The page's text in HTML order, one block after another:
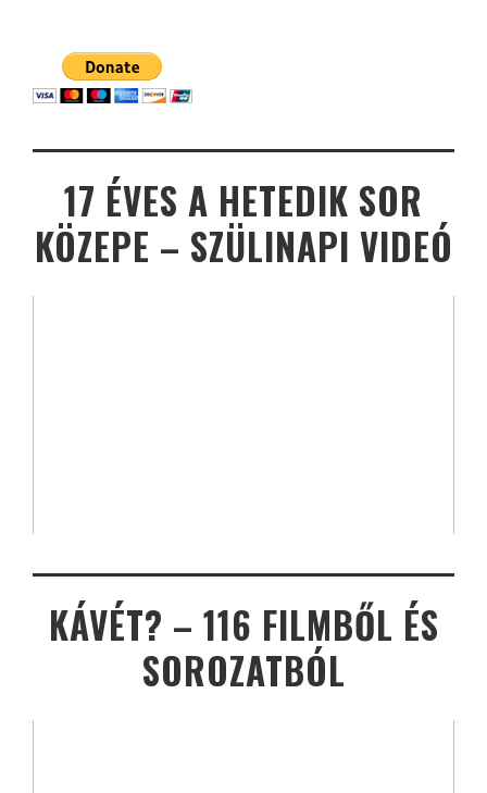
17 ÉVES A HETEDIK SOR
KÖZEPE – SZÜLINAPI VIDEÓ
KÁVÉT? – 116 FILMBŐL ÉS
SOROZATBÓL